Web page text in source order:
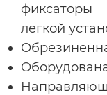
легкой